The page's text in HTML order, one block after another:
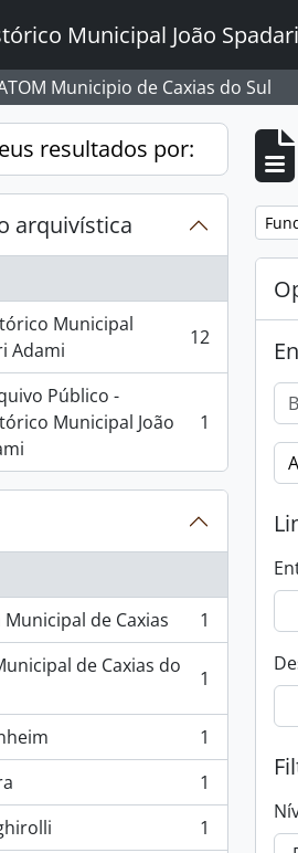
Municipal João
Municipio de Caxias do Sul
resultados por:
arquivística
Municipal
Adami
12
Público -
Municipal João
1
de Caxias
1
de Caxias do
1
1
1
1